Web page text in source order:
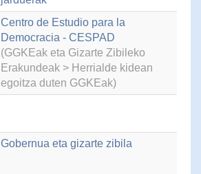
Centro de Estudio para la
Democracia - CESPAD
(GGKEak eta Gizarte Zibileko
Erakundeak > Herrialde kidean
egoitza duten GGKEak)
Gobernua eta gizarte zibila